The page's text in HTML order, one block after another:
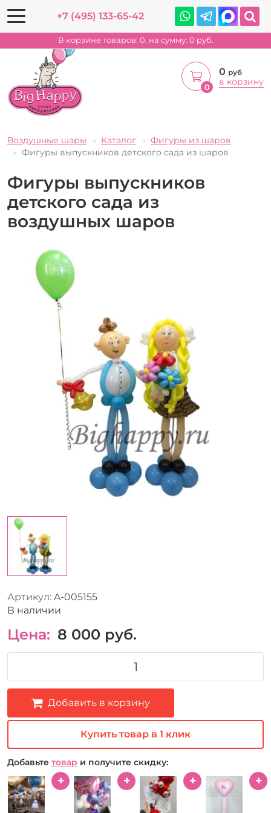
+7 (495) 133-65-42
В корзине товаров: 0, на сумму: 0 руб.
0
0 руб
в корзину
Воздушные шары Каталог
Фигуры из шаров
Фигуры выпускников детского сада из шаров
Фигуры выпускников
детского сада из
воздушных шаров
Артикул: A-005155
В наличии
Цена: 8 000 руб.
Добавить в корзину
Купить товар в 1 клик
Добавьте товар и получите скидку: